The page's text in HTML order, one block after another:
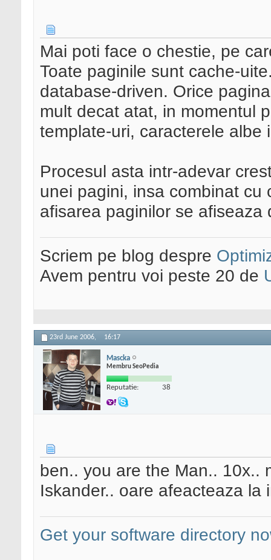
Mai poti face o chestie, pe
Toate paginile sunt cache-
database-driven. Orice
mult decat atat, in momentul
template-uri, caracterele albe
Procesul asta intr-adevar
unei pagini, insa combinat
afisarea paginilor se afiseaza
Scriem pe blog despre
Avem pentru voi peste 20 de
23rd June 2006, 16:17
Mascka
Membru SeoPedia
Reputatie: 38
ben.. you are the Man.. 10x..
Iskander.. oare afeacteaza la
Get your software directory